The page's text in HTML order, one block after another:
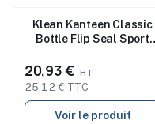
Klean Kanteen Classic
Bottle Flip Seal Sport
20,93 €
25,12 € TTC
Voir le produit